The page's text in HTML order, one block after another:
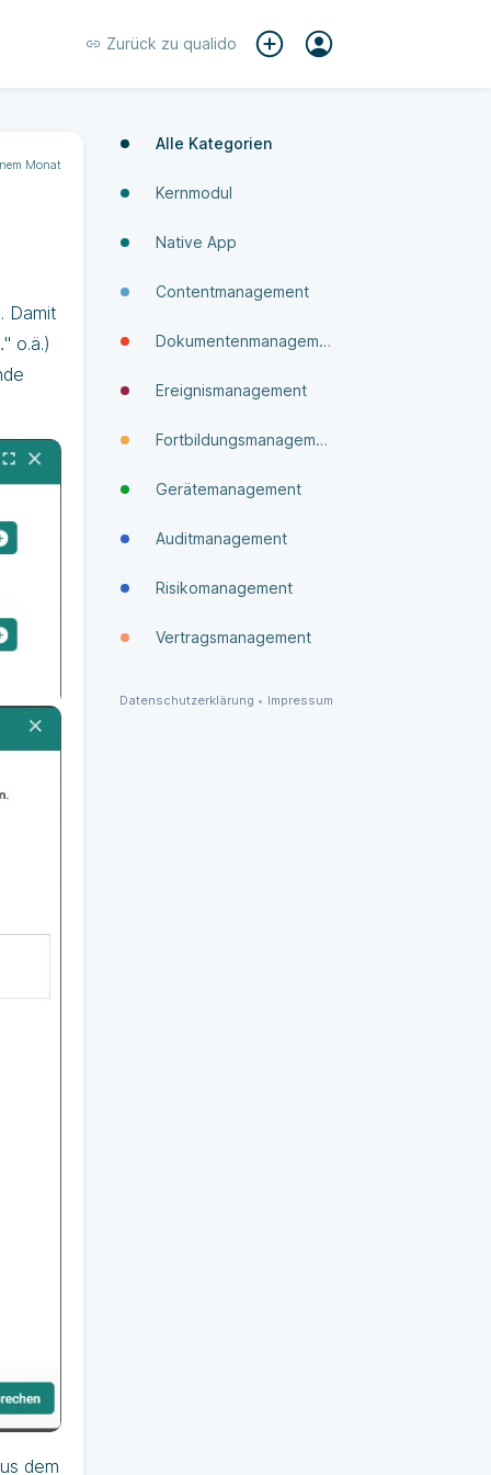
Zurück zu qualido
Monat
Damit
o.ä.)
dem
Alle Kategorien
Kernmodul
Native App
Contentmanagement
Dokumenten­manage­ment
Ereignismanagement
Fortbildungsmanagement
Gerätemanagement
Auditmanagement
Risikomanagement
Vertragsmanagement
Datenschutzerklärung • Impressum